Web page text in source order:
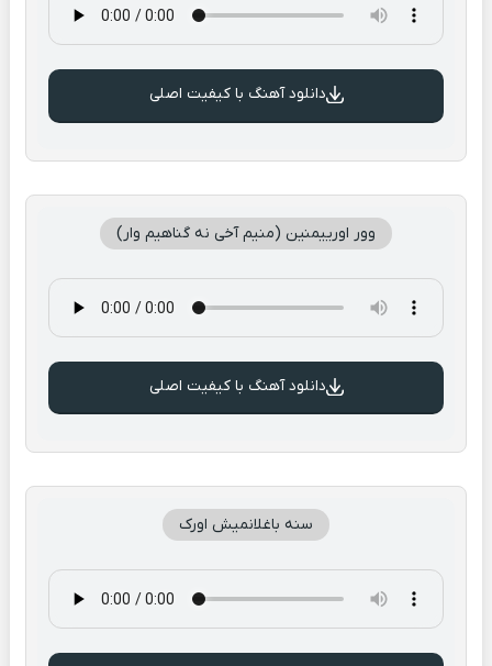
دانلود آهنگ با کیفیت اصلی
وور اورییمنین (منیم آخی نه گناهیم وار)
دانلود آهنگ با کیفیت اصلی
سنه باغلانمیش اورک